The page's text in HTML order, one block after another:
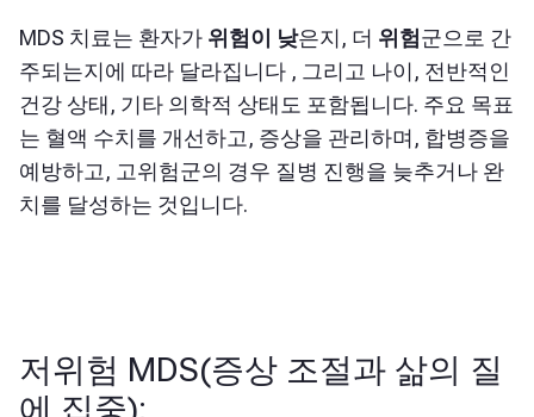
MDS 치료는 환자가 위험이 낮은지, 더 위험군으로 간
주되는지에 따라 달라집니다 , 그리고 나이, 전반적인
건강 상태, 기타 의학적 상태도 포함됩니다. 주요 목표
는 혈액 수치를 개선하고, 증상을 관리하며, 합병증을
예방하고, 고위험군의 경우 질병 진행을 늦추거나 완
치를 달성하는 것입니다.
저위험 MDS(증상 조절과 삶의 질